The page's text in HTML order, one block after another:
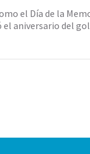
el Día de la
aniversario del